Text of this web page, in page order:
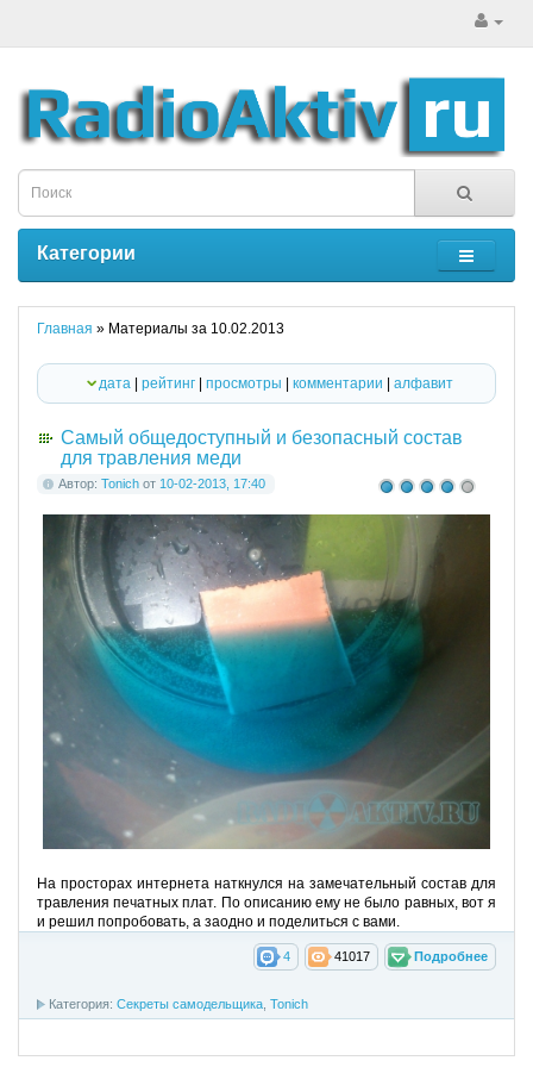
Категории
Главная » Материалы за 10.02.2013
дата | рейтинг| просмотры | комментарии | алфавит
Самый общедоступный и безопасный состав
для травления меди
Автор: Tonich от 10-02-2013, 17:40
На просторах интернета наткнулся на замечательный состав для
травления печатных плат. По описанию ему не было равных, вот я
и решил попробовать, а заодно и поделиться с вами.
Подробнее
41017
4
Категория: Секреты самодельщика Tonich